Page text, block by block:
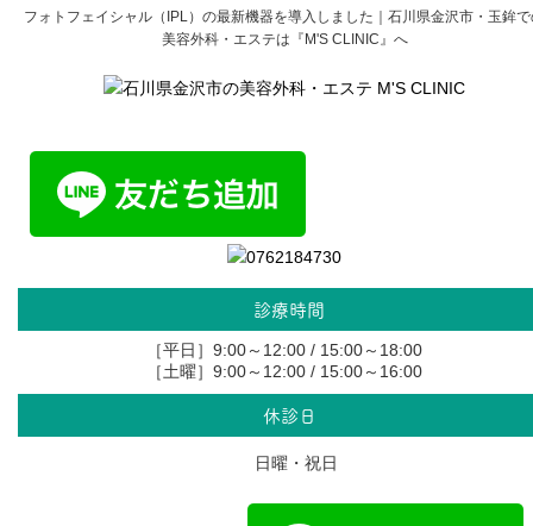
フォトフェイシャル（IPL）の最新機器を導入しました｜石川県金沢市・玉鉾
美容外科・エステは『M'S CLINIC』へ
診療時間
［平日］9:00～12:00 / 15:00～18:00
［土曜］9:00～12:00 / 15:00～16:00
休診日
日曜・祝日